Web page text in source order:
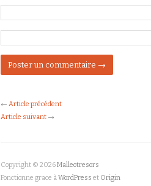
← Article précédent
Article suivant →
Copyright © 2026Malleotresors
Fonctionne grace àWordPress et Origin